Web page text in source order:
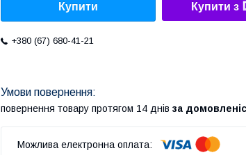
Купити Купити з
+380 (67) 680-41-21
повернення товару протягом 14 днів за